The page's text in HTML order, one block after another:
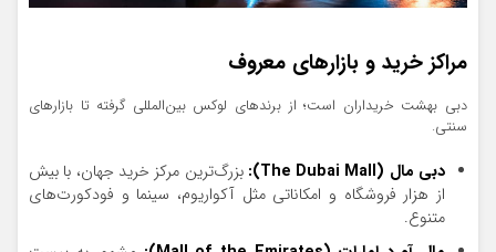
مراکز خرید و بازارهای معروف
دبی بهشت خریداران است؛ از برندهای لوکس بین‌المللی گرفته تا بازارهای
سنتی.
دبی مال (The Dubai Mall):
بزرگ‌ترین مرکز خرید جهان، با بیش
از هزار فروشگاه و امکاناتی مثل آکواریوم، سینما و فودکورت‌های
متنوع.